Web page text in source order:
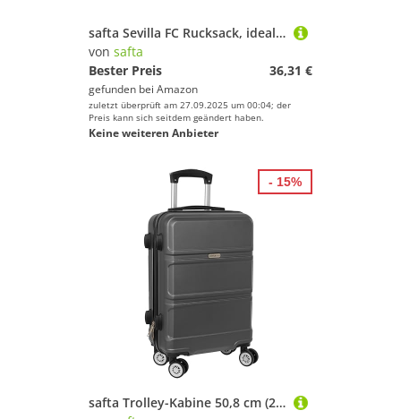
safta Sevilla FC Rucksack, ideal für Kinder verschiedener Altersgruppen, bequem und vielseitig, Qualität und Widerstandsfähigkeit, 34 x 15 x 43 cm, rot, M, Casual
von safta
Bester Preis
36,31 €
gefunden bei Amazon
zuletzt überprüft am 27.09.2025 um 00:04; der
Preis kann sich seitdem geändert haben.
Keine weiteren Anbieter
safta Trolley-Kabine 50,8 cm (20 Zoll), Dunkelgrau, dunkelgrau, Estándar, Lässig
- 15%